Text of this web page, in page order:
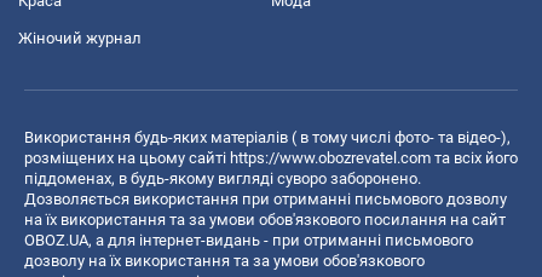
Жіночий журнал
Використання будь-яких матеріалів ( в тому числі фото- та відео-),
розміщених на цьому сайті https://www.obozrevatel.com та всіх його
піддоменах, в будь-якому вигляді суворо заборонено.
Дозволяється використання при отриманні письмового дозволу
на їх використання та за умови обов'язкового посилання на сайт
OBOZ.UA, а для інтернет-видань - при отриманні письмового
дозволу на їх використання та за умови обов'язкового